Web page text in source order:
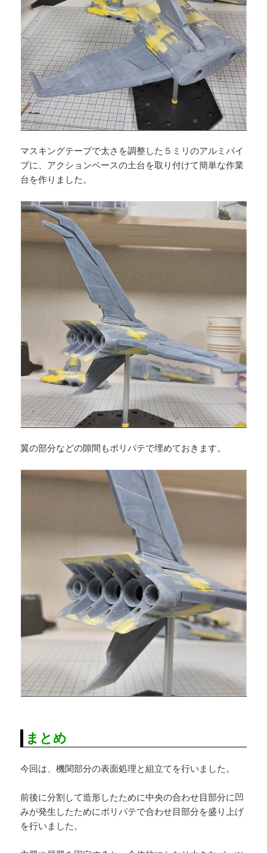
マスキングテープで太さを調整した５ミリのアルミパイ
プに、アクションベースの土台を取り付けて簡単な作業
台を作りました。
翼の部分などの隙間もポリパテで埋めておきます。
まとめ
今回は、機関部分の表面処理と組立てを行いました。
前後に分割して造形したために中央の合わせ目部分に凹
みが発生したためにポリパテで合わせ目部分を盛り上げ
を行いました。